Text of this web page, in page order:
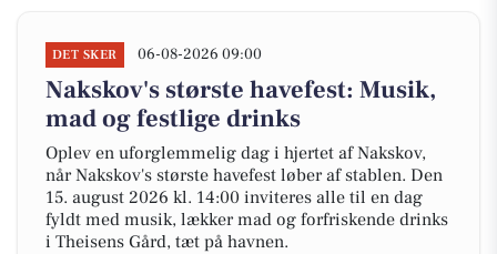
DET SKER 06-08-2026 09:00
Nakskov's største havefest: Musik,
mad og festlige drinks
Oplev en uforglemmelig dag i hjertet af Nakskov,
når Nakskov's største havefest løber af stablen. Den
15. august 2026 kl. 14:00 inviteres alle til en dag
fyldt med musik, lækker mad og forfriskende drinks
i Theisens Gård, tæt på havnen.